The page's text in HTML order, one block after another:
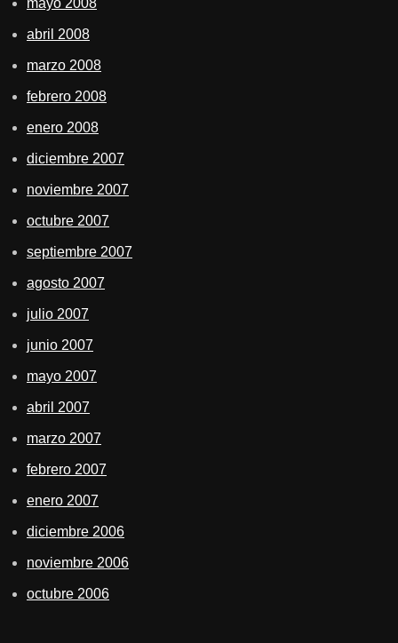
mayo 2008
abril 2008
marzo 2008
febrero 2008
enero 2008
diciembre 2007
noviembre 2007
octubre 2007
septiembre 2007
agosto 2007
julio 2007
junio 2007
mayo 2007
abril 2007
marzo 2007
febrero 2007
enero 2007
diciembre 2006
noviembre 2006
octubre 2006